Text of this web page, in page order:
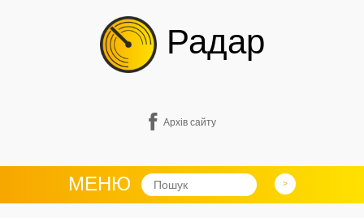
Радар
Архів сайту
МЕНЮ